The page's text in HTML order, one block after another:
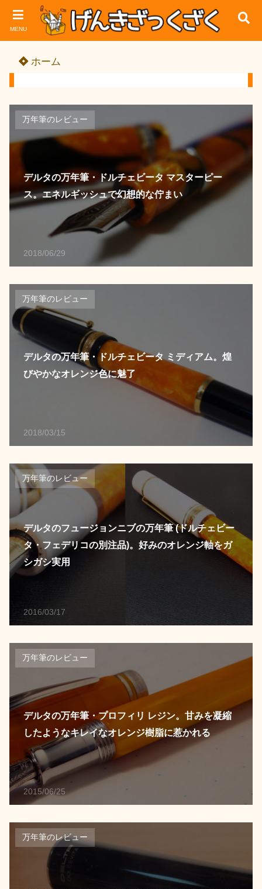
MENU
ホーム
万年筆のレビュー
2018/06/29
デルタの万年筆・ドルチェビータ マスターピー
ス。エネルギッシュで幻想的な佇まい
万年筆のレビュー
2018/03/15
デルタの万年筆・ドルチェビータ ミディアム。煌
びやかなオレンジ色に魅了
万年筆のレビュー
2016/03/17
デルタのフュージョンニブの万年筆 (ドルチェビー
タ・フェデリコの別注品)。好みのオレンジ軸をガ
シガシ実用
万年筆のレビュー
2015/06/25
デルタの万年筆・プロフィリ レジン。甘みを凝縮
したようなキレイなオレンジ樹脂に惹かれる
万年筆のレビュー